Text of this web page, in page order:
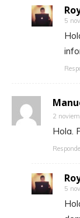
5
2
Hola.
5